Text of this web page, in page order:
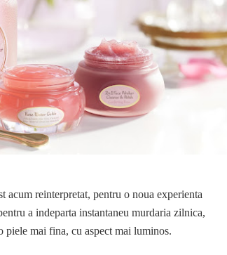
acum reinterpretat, pentru o noua experienta
a indeparta instantaneu murdaria zilnica,
mai fina, cu aspect mai luminos.